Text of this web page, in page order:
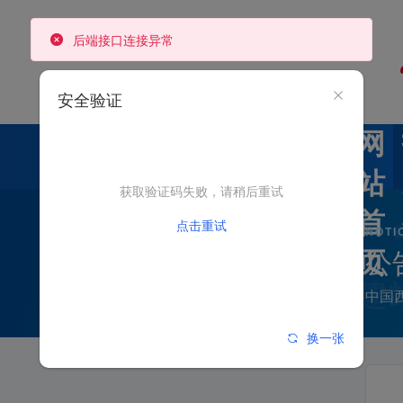
网
站
首
页
公
中国
安全验证
获取验证码失败，请稍后重试
点击重试
换一张
后端接口连接异常